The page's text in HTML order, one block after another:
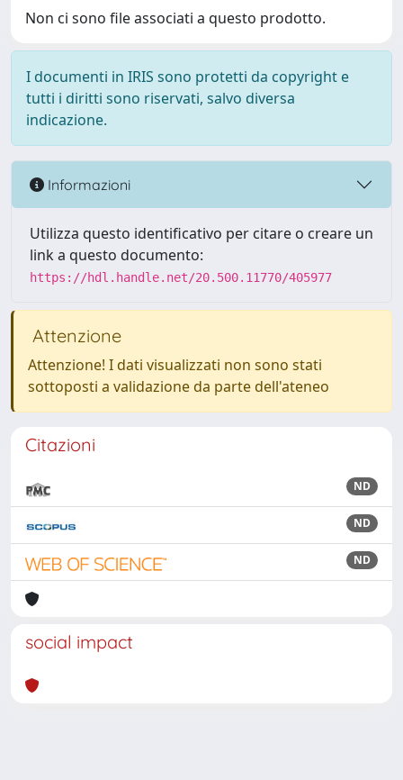
Non ci sono file associati a questo prodotto.
I documenti in IRIS sono protetti da copyright e
tutti i diritti sono riservati, salvo diversa
indicazione.
Informazioni
Utilizza questo identificativo per citare o creare un
link a questo documento:
https://hdl.handle.net/20.500.11770/405977
Attenzione
Attenzione! I dati visualizzati non sono stati
sottoposti a validazione da parte dell'ateneo
Citazioni
ND
ND
ND
social impact